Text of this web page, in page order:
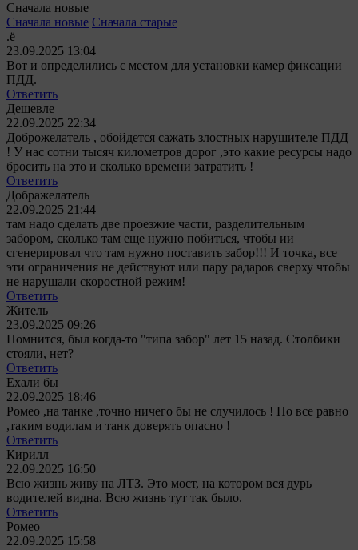
Сначала новые
Сначала новые Сначала старые
.ё
23.09.2025 13:04
Вот и определились с местом для установки камер фиксации
ПДД.
Ответить
Дешевле
22.09.2025 22:34
Доброжелатель , обойдется сажать злостных нарушителе ПДД
! У нас сотни тысяч километров дорог ,это какие ресурсы надо
бросить на это и сколько времени затратить !
Ответить
Дображелатель
22.09.2025 21:44
там надо сделать две проезжие части, разделительным
забором, сколько там еще нужно побиться, чтобы ии
сгенерировал что там нужно поставить забор!!! И точка, все
эти ограничения не действуют или пару радаров сверху чтобы
не нарушали скоростной режим!
Ответить
Житель
23.09.2025 09:26
Помнится, был когда-то "типа забор" лет 15 назад. Столбики
стояли, нет?
Ответить
Ехали бы
22.09.2025 18:46
Ромео ,на танке ,точно ничего бы не случилось ! Но все равно
,таким водилам и танк доверять опасно !
Ответить
Кирилл
22.09.2025 16:50
Всю жизнь живу на ЛТЗ. Это мост, на котором вся дурь
водителей видна. Всю жизнь тут так было.
Ответить
Ромео
22.09.2025 15:58